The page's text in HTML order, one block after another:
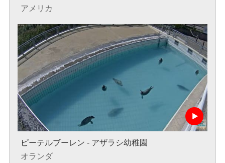
アメリカ
ピーテルブーレン - アザラシ幼稚園
オランダ